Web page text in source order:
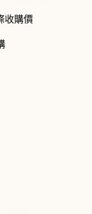
收購價